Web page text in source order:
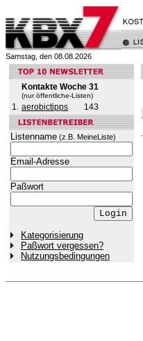
Samstag, den 08.08.2026
Kontakte Woche 31
(nur öffentliche-Listen)
1. aerobictipps 143
Listenname (z.B. MeineListe)
Email-Adresse
Paßwort
Kategorisierung
Paßwort vergessen?
Nutzungsbedingungen